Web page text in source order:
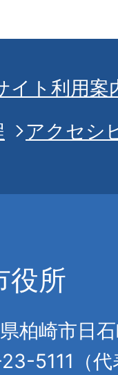
イト利用案
アクセシ
役所
柏崎市日
5111（代